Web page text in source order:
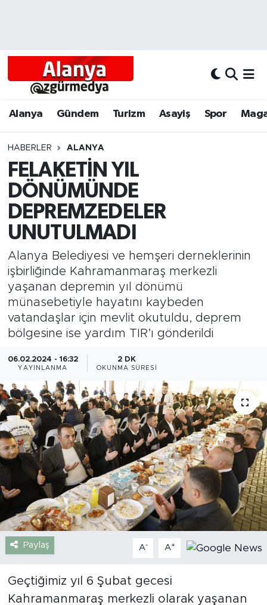
Alanya Gündem Turizm Asayiş Spor
HABERLER ALANYA
FELAKETİN YIL
DÖNÜMÜNDE
DEPREMZEDELER
UNUTULMADI
Alanya Belediyesi ve hemşeri derneklerinin
işbirliğinde Kahramanmaraş merkezli
yaşanan depremin yıl dönümü
münasebetiyle hayatını kaybeden
vatandaşlar için mevlit okutuldu, deprem
bölgesine ise yardım TIR’ı gönderildi
06.02.2024 - 16:32
YAYINLANMA
2 DK
OKUNMA SÜRESI
Paylaş A- A+
Geçtiğimiz yıl 6 Şubat gecesi
Kahramanmaraş merkezli olarak yaşanan
Alanyum
Bölgesel
Dünya
Eğitim
Ekonomi
Gazipaşa
Güncel
İnşaat-Emlak
Kültür-Sanat
Sağlık
Siyaset
Spor
Turizm
Alanya Hava Durumu
Tüm Manşetler
Son Dakika Haberleri
Haber Arşivi